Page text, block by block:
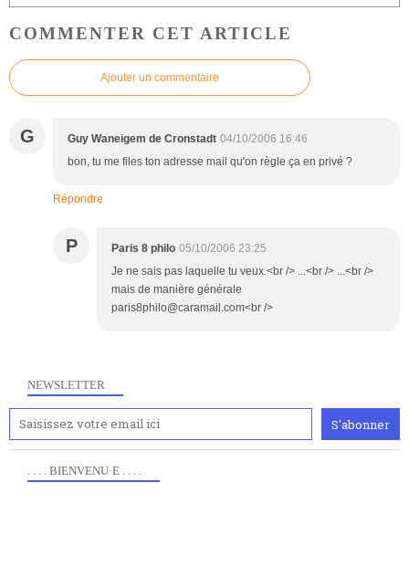
COMMENTER CET ARTICLE
Ajouter un commentaire
G Guy Waneigem de Cronstadt 04/10/2006 16:46
bon, tu me files ton adresse mail qu'on règle ça en privé ?
Répondre
P Paris 8 philo 05/10/2006 23:25
Je ne sais pas laquelle tu veux.<br /> ...<br /> ...<br />
mais de manière générale
paris8philo@caramail.com<br />
NEWSLETTER
. . . . BIENVENU·E . . . .